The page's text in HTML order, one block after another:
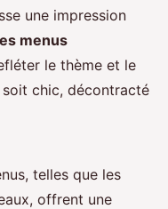
une impression
menus
le thème et le
chic, décontracté
telles que les
offrent une